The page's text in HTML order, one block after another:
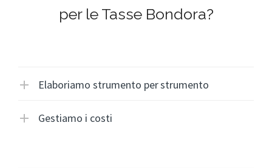
per le Tasse Bondora?
Elaboriamo strumento per strumento
Gestiamo i costi